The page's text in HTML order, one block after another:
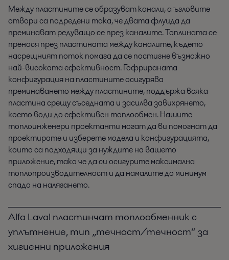
Между пластините се образуват канали, а ъгловите
отвори са подредени така, че двата флуида да
преминават редуващо се през каналите. Топлината се
пренася през пластината между каналите, където
насрещният поток помага да се постигне възможно
най-високата ефективност. Гофрираната
конфигурация на пластините осигурява
преминаването между пластините, поддържа всяка
пластина срещу съседната и засилва завихрянето,
което води до ефективен топлообмен. Нашите
топлоинженери проектанти могат да ви помогнат да
проектирате и изберете модела и конфигурацията,
които са подходящи за нуждите на вашето
приложение, така че да си осигурите максимална
топлопроизводителност и да намалите до минимум
спада на налягането.
Alfa Laval пластинчат топлообменник с
уплътнение, тип „течност/течност“ за
хигиенни приложения